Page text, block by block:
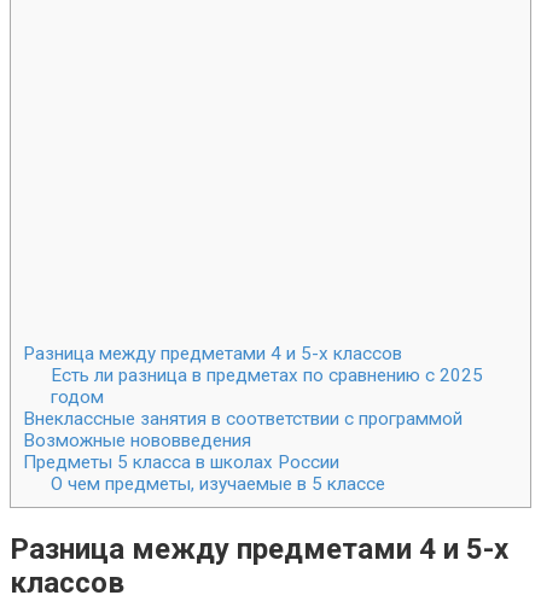
Разница между предметами 4 и 5-х классов
Есть ли разница в предметах по сравнению с 2025
годом
Внеклассные занятия в соответствии с программой
Возможные нововведения
Предметы 5 класса в школах России
О чем предметы, изучаемые в 5 классе
Разница между предметами 4 и 5-х
классов